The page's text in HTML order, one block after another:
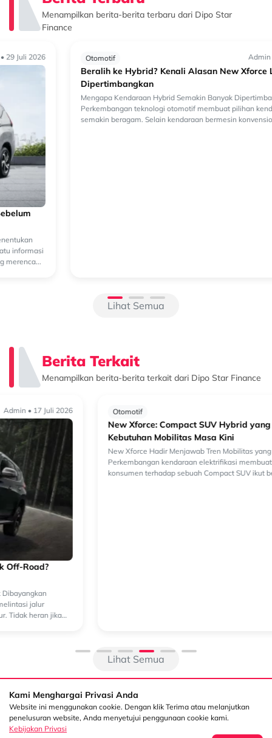
Menampilkan berita-berita terbaru dari Dipo Star
Finance
Otomotif Admin • 29 Juli 2026
Beralih ke Hybrid? Kenali Alasan New Xforce Layak
Mengapa Kendaraan Hybrid Semakin Banyak Dipertimbangkan?
Perkembangan teknologi otomotif membuat pilihan kendaraan
semakin beragam. Selain kendaraan bermesin konvensional, kini
Lihat Semua
Berita Terkait
Menampilkan berita-berita terkait dari Dipo Star Finance
Otomotif
New Xforce: Compact SUV Hybrid yang Siap Menjawab
New Xforce Hadir Menjawab Tren Mobilitas yang Terus Berkembang
Perkembangan kendaraan elektrifikasi membuat kebutuhan
konsumen terhadap sebuah Compact SUV ikut berubah. Kini, efisiensi
Lihat Semua
Kami Menghargai Privasi Anda
Website ini menggunakan cookie. Dengan klik Terima atau melanjutkan
penelusuran website, Anda menyetujui penggunaan cookie kami.
Kebijakan Privasi